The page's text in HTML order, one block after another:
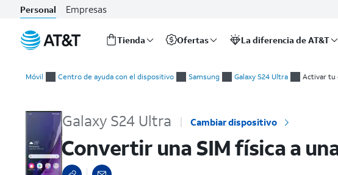
Personal Empresas
Tienda Ofertas La diferencia de AT&T
Móvil Centro de ayuda con el dispositivo Samsung Galaxy S24 Ultra Activar tu
Galaxy S24 Ultra Cambiar dispositivo
Convertir una SIM física a